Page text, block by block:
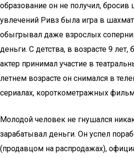
образование он не получил,
увлечений Ривз была игра в
обыгрывал даже взрослых
деньги. С детства, в возрасте 9
актер принимал участие в
летнем возрасте он снимался в
сериалах, короткометражных
Молодой человек не гнушался
зарабатывал деньги. Он успел
(продавцом на распродажах),